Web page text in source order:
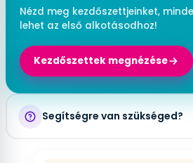
Nézd meg kezdőszettjeinket,
lehet az első alkotásodhoz!
Kezdőszettek megnézése
Segítségre van szükséged?